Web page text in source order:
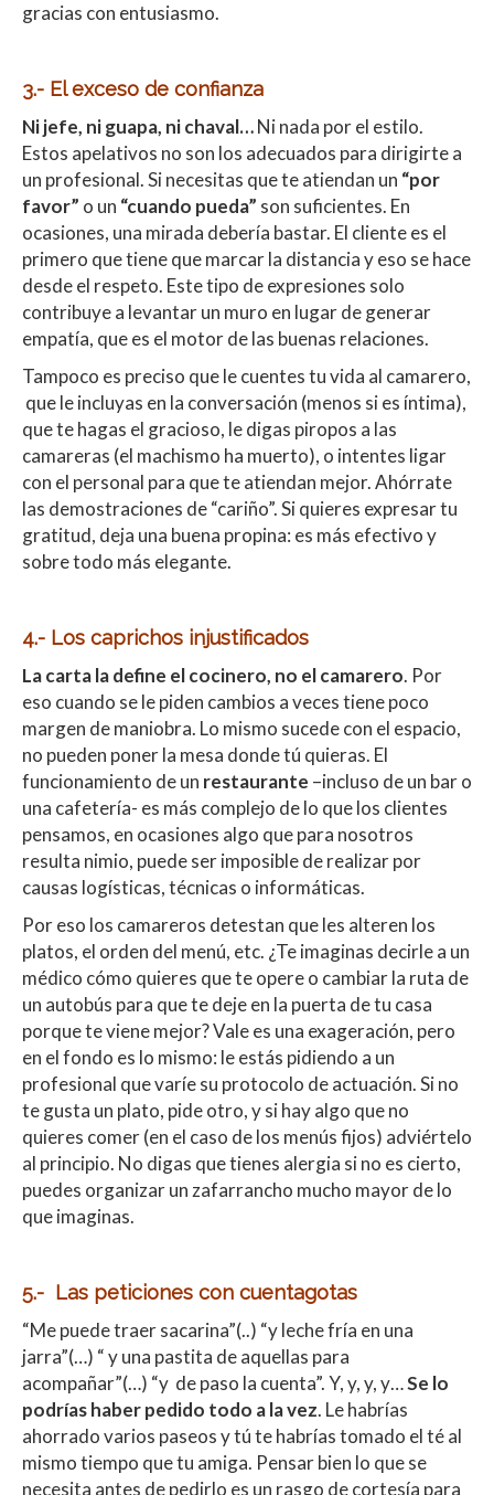
gracias con entusiasmo.
3.- El exceso de confianza
Ni jefe, ni guapa, ni chaval…Ni nada por el estilo.
Estos apelativos no son los adecuados para dirigirte a
un profesional. Si necesitas que te atiendan un “por
favor” o un “cuando pueda” son suficientes. En
ocasiones, una mirada debería bastar. El cliente es el
primero que tiene que marcar la distancia y eso se hace
desde el respeto. Este tipo de expresiones solo
contribuye a levantar un muro en lugar de generar
empatía, que es el motor de las buenas relaciones.
Tampoco es preciso que le cuentes tu vida al camarero,
que le incluyas en la conversación (menos si es íntima),
que te hagas el gracioso, le digas piropos a las
camareras (el machismo ha muerto), o intentes ligar
con el personal para que te atiendan mejor. Ahórrate
las demostraciones de “cariño”. Si quieres expresar tu
gratitud, deja una buena propina: es más efectivo y
sobre todo más elegante.
4.- Los caprichos injustificados
La carta la define el cocinero, no el camarero. Por
eso cuando se le piden cambios a veces tiene poco
margen de maniobra. Lo mismo sucede con el espacio,
no pueden poner la mesa donde tú quieras. El
funcionamiento de un restaurante –incluso de un bar o
una cafetería- es más complejo de lo que los clientes
pensamos, en ocasiones algo que para nosotros
resulta nimio, puede ser imposible de realizar por
causas logísticas, técnicas o informáticas.
Por eso los camareros detestan que les alteren los
platos, el orden del menú, etc. ¿Te imaginas decirle a un
médico cómo quieres que te opere o cambiar la ruta de
un autobús para que te deje en la puerta de tu casa
porque te viene mejor? Vale es una exageración, pero
en el fondo es lo mismo: le estás pidiendo a un
profesional que varíe su protocolo de actuación. Si no
te gusta un plato, pide otro, y si hay algo que no
quieres comer (en el caso de los menús fijos) adviértelo
al principio. No digas que tienes alergia si no es cierto,
puedes organizar un zafarrancho mucho mayor de lo
que imaginas.
5.- Las peticiones con cuentagotas
“Me puede traer sacarina”(..) “y leche fría en una
jarra”(…) “ y una pastita de aquellas para
acompañar”(…) “y de paso la cuenta”. Y, y, y, y…Se lo
podrías haber pedido todo a la vez. Le habrías
ahorrado varios paseos y tú te habrías tomado el té al
mismo tiempo que tu amiga. Pensar bien lo que se
necesita antes de pedirlo es un rasgo de cortesía para